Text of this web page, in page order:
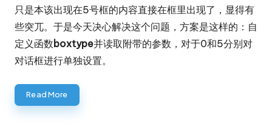
只是本该出现在5号框的内容直接在框里出现了，显得有
些突兀。于是今天决心解决这个问题，方案是这样的：自
定义函数boxtype并读取附带的参数，对于0和5分别对
对话框进行单独设置。
Read More